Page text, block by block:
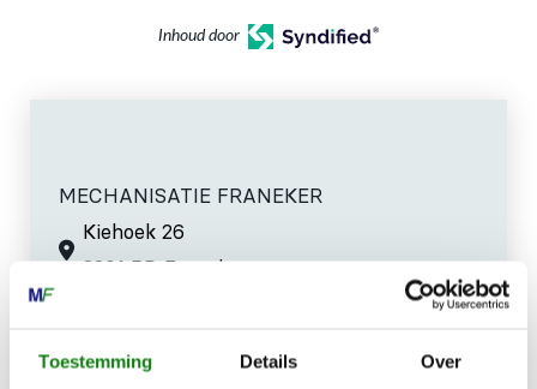
Toestemming Details Over
Inhoud door
MECHANISATIE FRANEKER
Kiehoek 26
8801 RD Franeker
info@mechanisatiefraneker.nl